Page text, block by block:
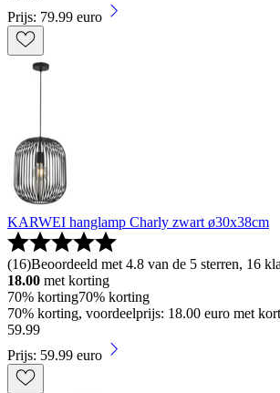
Prijs: 79.99 euro
KARWEI hanglamp Charly zwart ø30x38cm
(16)Beoordeeld met 4.8 van de 5 sterren, 16
18.00 met korting
70% korting70% korting
70% korting, voordeelprijs: 18.00 euro met
59.99
Prijs: 59.99 euro